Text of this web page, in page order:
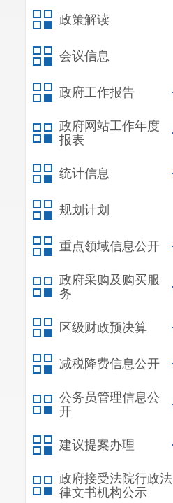
政策解读
会议信息
政府工作报告
政府网站工作年度
报表
统计信息
规划计划
重点领域信息公开
政府采购及购买服
务
区级财政预决算
减税降费信息公开
公务员管理信息公
开
建议提案办理
政府接受法院行政法
律文书机构公示